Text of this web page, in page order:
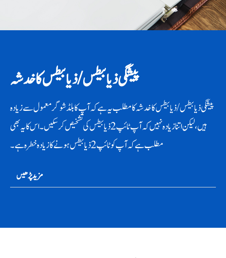
پیشگی ذیابیطس/ ذیابیطس کا خدشہ
پیشگی ذیابیطس/ ذیابیطس کا خدشہ کا مطلب یہ ہے کہ آپ کا بلڈ شوگر معمول سے زیادہ
ہیں ، لیکن اتنا زیادہ نہیں کہ آپ ٹائپ 2 ذیابیطس کی تشخیص کر سکیں۔ اس کا یہ بھی
مطلب ہے کہ آپ کو ٹائپ 2 ذیابیطس ہونے کا زیادہ خطرہ ہے۔
مزید پڑھیں